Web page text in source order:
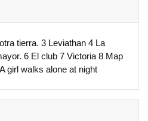
tierra. 3 Leviathan 4 La
6 El club 7 Victoria 8 Map
girl walks alone at night